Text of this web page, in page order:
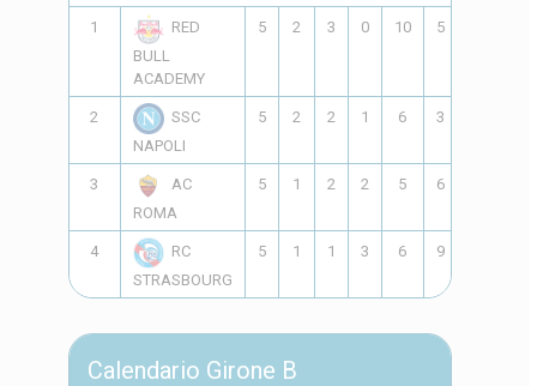
1
RED
BULL
ACADEMY
5 2 3 0 10 5
2
SSC
NAPOLI
5 2 2 1 6 3
3
AC
ROMA
5 1 2 2 5 6
4
RC
STRASBOURG
5 1 1 3 6 9
Calendario Girone B